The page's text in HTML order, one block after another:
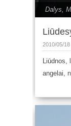
Dalys
2010/05/18
Liūdnos,
angelai,